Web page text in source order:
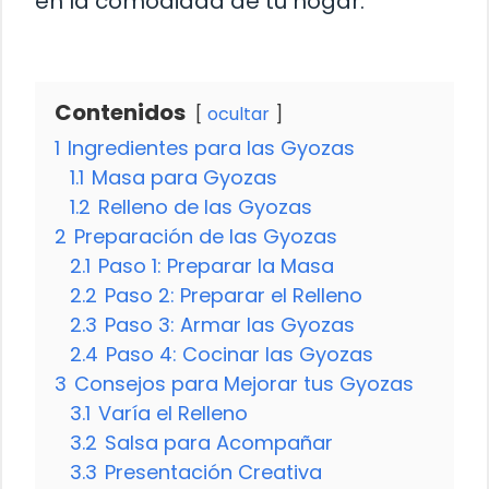
Contenidos ocultar
1 Ingredientes para las Gyozas
1.1 Masa para Gyozas
1.2 Relleno de las Gyozas
2 Preparación de las Gyozas
2.1 Paso 1: Preparar la Masa
2.2 Paso 2: Preparar el Relleno
2.3 Paso 3: Armar las Gyozas
2.4 Paso 4: Cocinar las Gyozas
3 Consejos para Mejorar tus Gyozas
3.1 Varía el Relleno
3.2 Salsa para Acompañar
3.3 Presentación Creativa